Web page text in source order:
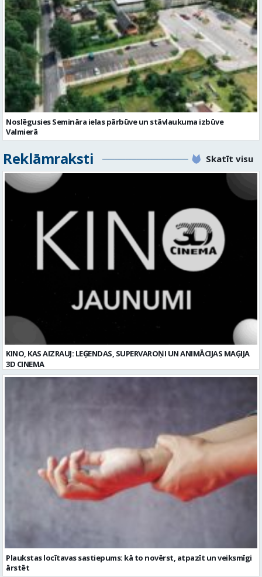
Noslēgusies Semināra ielas pārbūve un stāvlaukuma izbūve
Valmierā
Reklāmraksti Skatīt visu
KINO, KAS AIZRAUJ: LEĢENDAS, SUPERVAROŅI UN ANIMĀCIJAS MAĢIJA
3D CINEMA
Plaukstas locītavas sastiepums: kā to novērst, atpazīt un veiksmīgi
ārstēt